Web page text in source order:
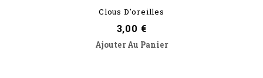
Clous D'oreilles
Prix
3,00 €
Ajouter Au Panier